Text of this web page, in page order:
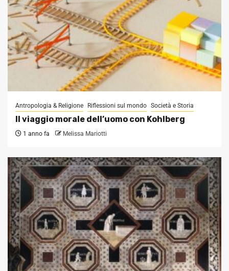
Antropologia & Religione Riflessioni sul mondo Società e Storia
Il viaggio morale dell’uomo con Kohlberg
1 anno fa Melissa Mariotti